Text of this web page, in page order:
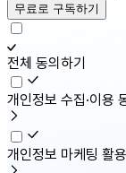
무료로 구독하기
전체 동의하기
개인정보 수집·이용
개인정보 마케팅 활